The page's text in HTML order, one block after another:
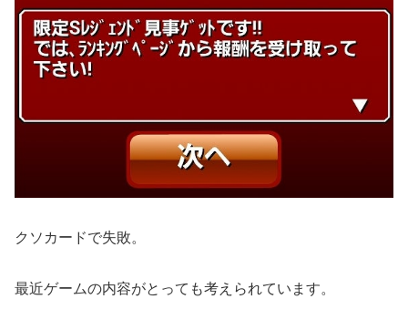
クソカードで失敗。
最近ゲームの内容がとっても考えられています。